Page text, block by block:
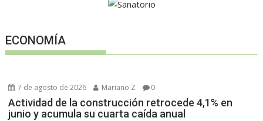
ECONOMÍA
7 de agosto de 2026 Mariano Z 0
Actividad de la construcción retrocede 4,1% en
junio y acumula su cuarta caída anual